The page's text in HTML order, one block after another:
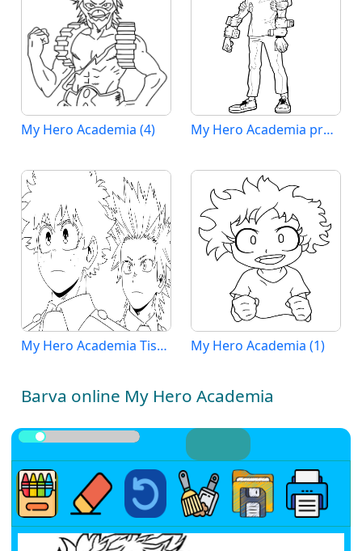
My Hero Academia (4) My Hero Academia pro Děti
My Hero Academia Tisknutelná Zdarma My Hero Academia (1)
Barva online My Hero Academia